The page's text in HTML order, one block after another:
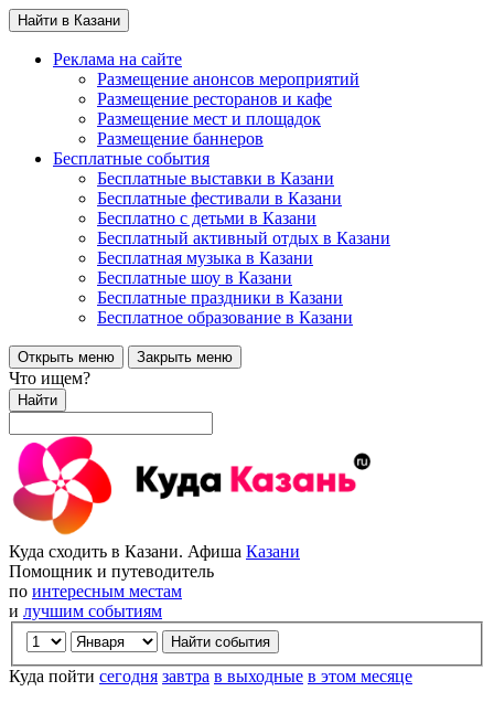
Найти в Казани
Реклама на сайте
Размещение анонсов мероприятий
Размещение ресторанов и кафе
Размещение мест и площадок
Размещение баннеров
Бесплатные события
Бесплатные выставки в Казани
Бесплатные фестивали в Казани
Бесплатно с детьми в Казани
Бесплатный активный отдых в Казани
Бесплатная музыка в Казани
Бесплатные шоу в Казани
Бесплатные праздники в Казани
Бесплатное образование в Казани
Открыть меню Закрыть меню
Что ищем?
Найти
Куда сходить в Казани. Афиша Казани
Помощник и путеводитель
по интересным местам
и лучшим событиям
Куда пойти сегодня завтра в выходные в этом месяце